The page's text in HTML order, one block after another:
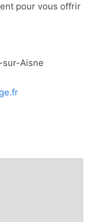
pour vous offrir
sur-Aisne